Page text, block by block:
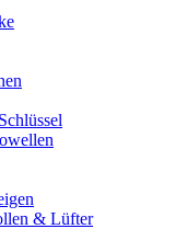
& Lüfter